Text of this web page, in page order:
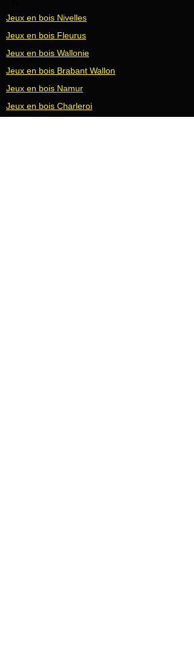
Jeux en bois Nivelles
Jeux en bois Fleurus
Jeux en bois Wallonie
Jeux en bois Brabant Wallon
Jeux en bois Namur
Jeux en bois Charleroi